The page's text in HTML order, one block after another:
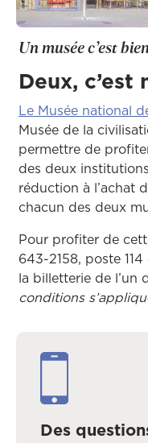
Un musée c’est
Deux,
Le Musée national
Musée de la
permettre de
des deux
réduction à l’achat
chacun des deux
Pour profiter de
643-2158, poste
la billetterie de l’un
conditions
Des